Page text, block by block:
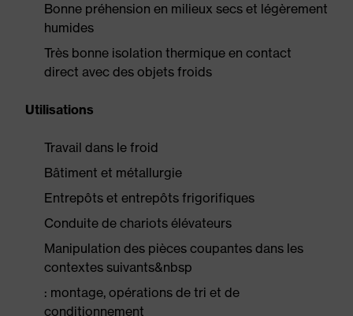
Bonne préhension en milieux secs et légèrement
humides
Très bonne isolation thermique en contact
direct avec des objets froids
Utilisations
Travail dans le froid
Bâtiment et métallurgie
Entrepôts et entrepôts frigorifiques
Conduite de chariots élévateurs
Manipulation des pièces coupantes dans les
contextes suivants&nbsp
: montage, opérations de tri et de
conditionnement